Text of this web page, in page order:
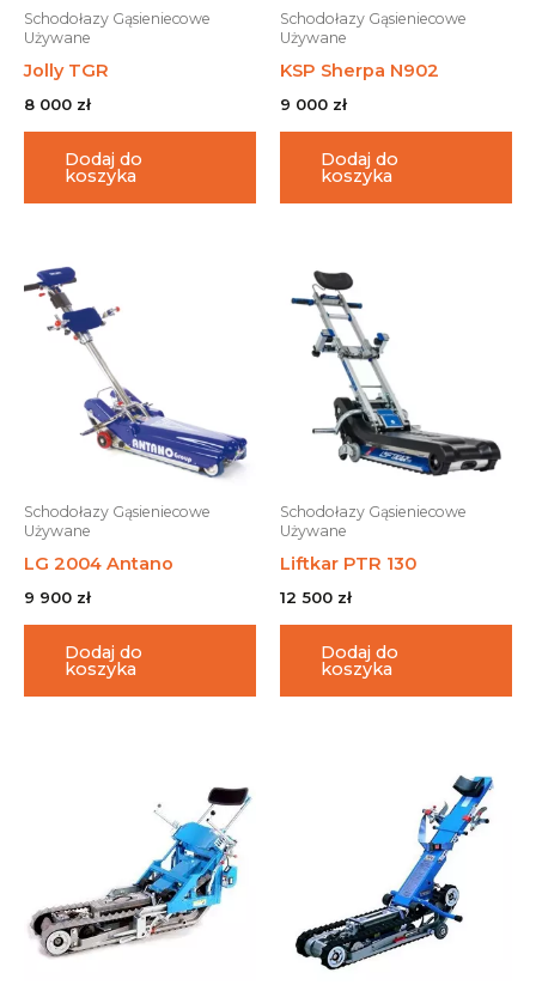
Schodołazy Gąsieniecowe
Używane
Jolly TGR
8 000 zł
Dodaj do
koszyka
Schodołazy Gąsieniecowe
Używane
KSP Sherpa N902
9 000 zł
Dodaj do
koszyka
Schodołazy Gąsieniecowe
Używane
LG 2004 Antano
9 900 zł
Dodaj do
koszyka
Schodołazy Gąsieniecowe
Używane
Liftkar PTR 130
12 500 zł
Dodaj do
koszyka